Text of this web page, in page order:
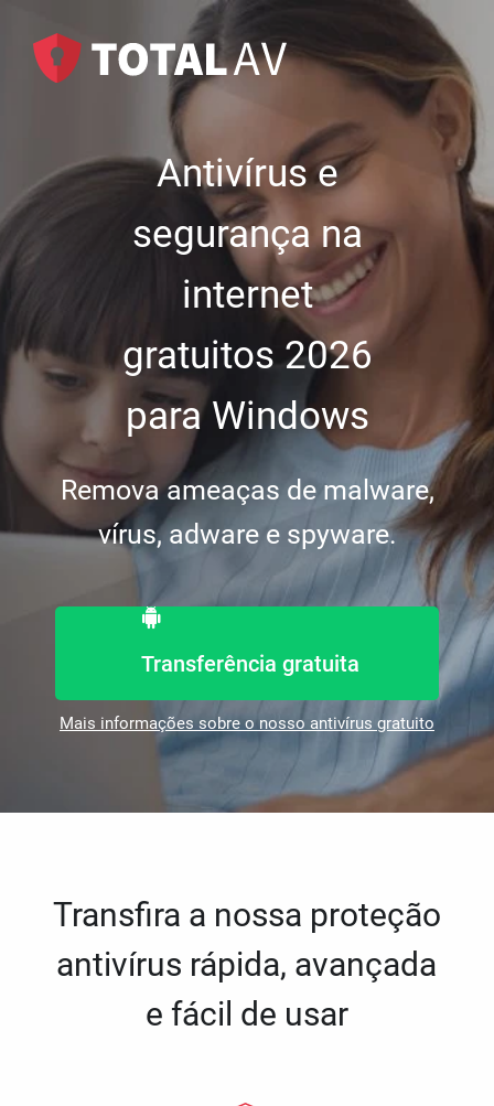
Antivírus e
segurança na
internet
gratuitos 2026
para Windows
Remova ameaças de malware,
vírus, adware e spyware.
Transferência gratuita
Mais informações sobre o nosso antivírus gratuito
Transfira a nossa proteção
antivírus rápida, avançada
e fácil de usar